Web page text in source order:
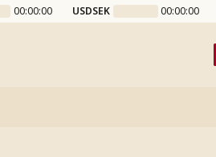
00:00:00 USDSEK 00:00:00